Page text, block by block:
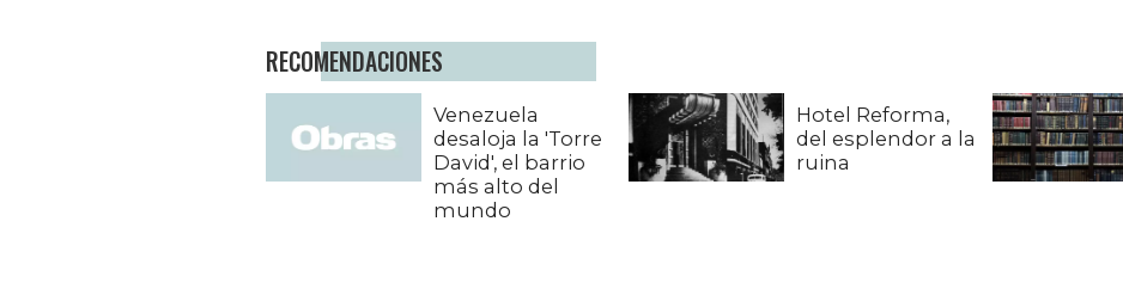
RECOMENDACIONES
Venezuela
desaloja la 'Torre
David', el barrio
más alto del
mundo
Hotel Reforma,
del esplendor a la
ruina